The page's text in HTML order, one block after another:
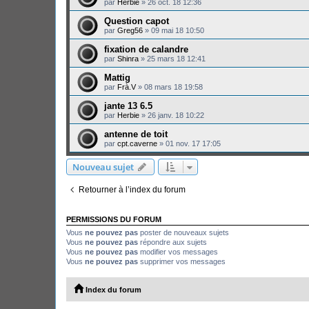
par Herbie » 26 oct. 18 12:36
Question capot
par Greg56 » 09 mai 18 10:50
fixation de calandre
par Shinra » 25 mars 18 12:41
Mattig
par Frà.V» 08 mars 18 19:58
jante 13 6.5
par Herbie » 26 janv. 18 10:22
antenne de toit
par cpt.caverne » 01 nov. 17 17:05
Nouveau sujet
Retourner à l’index du forum
PERMISSIONS DU FORUM
Vous ne pouvez pas poster de nouveaux sujets
Vous ne pouvez pas répondre aux sujets
Vous ne pouvez pas modifier vos messages
Vous ne pouvez pas supprimer vos messages
Index du forum